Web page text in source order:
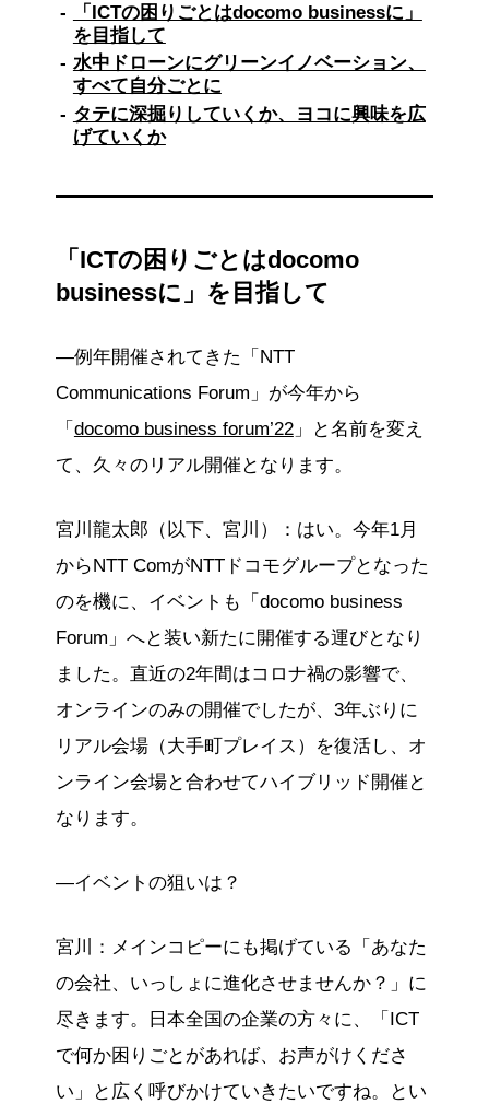
「ICTの困りごとはdocomo businessに」
を目指して
水中ドローンにグリーンイノベーション、
すべて自分ごとに
タテに深掘りしていくか、ヨコに興味を広
げていくか
「ICTの困りごとはdocomo
businessに」を目指して
―例年開催されてきた「NTT
Communications Forum」が今年から
「 docomo business forum’22」と名前を変え
て、久々のリアル開催となります。
宮川龍太郎（以下、宮川）：はい。今年1月
からNTT ComがNTTドコモグループとなった
のを機に、イベントも「docomo business
Forum」へと装い新たに開催する運びとなり
ました。直近の2年間はコロナ禍の影響で、
オンラインのみの開催でしたが、3年ぶりに
リアル会場（大手町プレイス）を復活し、オ
ンライン会場と合わせてハイブリッド開催と
なります。
―イベントの狙いは？
宮川：メインコピーにも掲げている「あなた
の会社、いっしょに進化させませんか？」に
尽きます。日本全国の企業の方々に、「ICT
で何か困りごとがあれば、お声がけくださ
い」と広く呼びかけていきたいですね。とい